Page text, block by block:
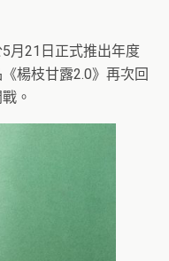
月21日正式推出年度
楊枝甘露2.0》再次回
。